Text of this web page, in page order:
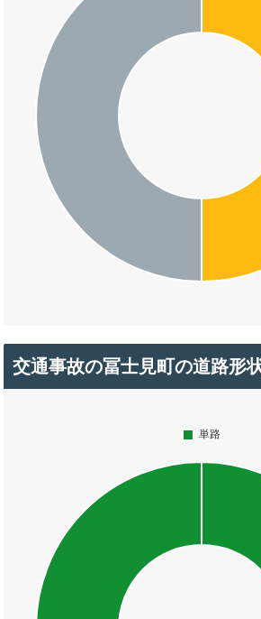
交通事故の冨士見町の道路形